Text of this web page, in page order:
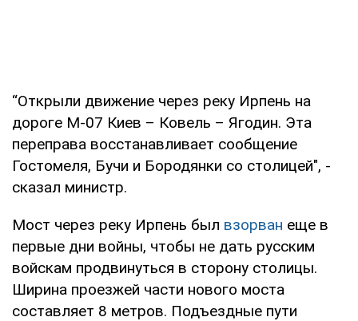
“Открыли движение через реку Ирпень на
дороге М-07 Киев – Ковель – Ягодин. Эта
переправа восстанавливает сообщение
Гостомеля, Бучи и Бородянки со столицей", -
сказал министр.
Мост через реку Ирпень был взорван еще в
первые дни войны, чтобы не дать русским
войскам продвинуться в сторону столицы.
Ширина проезжей части нового моста
составляет 8 метров. Подъездные пути